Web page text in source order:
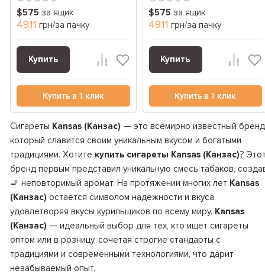
$575 за ящик
49.11 грн/за пачку
Купить
Купить в 1 клик
$575 за ящик
49.11 грн/за пачку
Купить
Купить в 1 клик
Сигареты Kansas (Канзас) — это всемирно известный
который славится своим уникальным вкусом и богатыми
традициями. Хотите купить сигареты Kansas (Канзас)?
бренд первым представил уникальную смесь табаков,
🚬 неповторимый аромат. На протяжении многих лет Kansas
(Канзас) остается символом надежности и вкуса,
удовлетворяя вкусы курильщиков по всему миру. Kansas
(Канзас) — идеальный выбор для тех, кто ищет сигареты
оптом или в розницу, сочетая строгие стандарты с
традициями и современными технологиями, что дарит
незабываемый опыт.